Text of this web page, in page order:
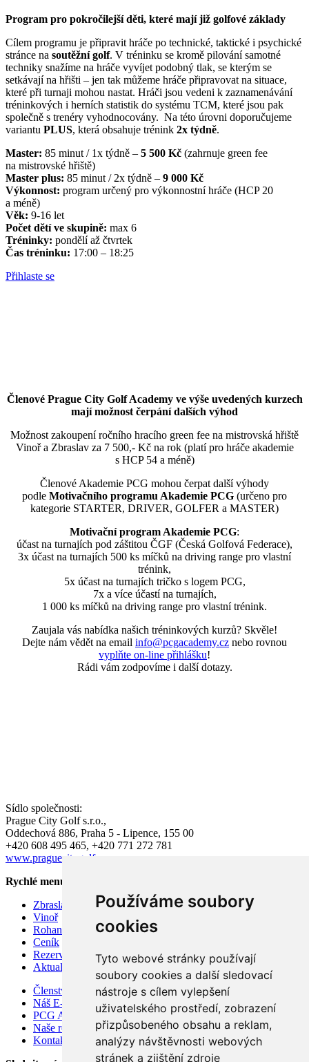
Používáme soubory
cookies
Tyto webové stránky používají
soubory cookies a další sledovací
nástroje s cílem vylepšení
uživatelského prostředí, zobrazení
přizpůsobeného obsahu a reklam,
analýzy návštěvnosti webových
stránek a zjištění zdroje
Program pro pokročilejší děti, které mají již golfové základy
Cílem programu je připravit hráče po technické, taktické i psychické
stránce na soutěžní golf. V tréninku se kromě pilování samotné
techniky snažíme na hráče vyvíjet podobný tlak, se kterým se
setkávají na hřišti – jen tak můžeme hráče připravovat na situace,
které při turnaji mohou nastat. Hráči jsou vedeni k zaznamenávání
tréninkových i herních statistik do systému TCM, které jsou pak
společně s trenéry vyhodnocovány. Na této úrovni doporučujeme
variantu PLUS, která obsahuje trénink 2x týdně.
Master: 85 minut / 1x týdně – 5 500 Kč (zahrnuje green fee
na mistrovské hřiště)
Master plus: 85 minut / 2x týdně – 9 000 Kč
Výkonnost: program určený pro výkonnostní hráče (HCP 20
a méně)
Věk: 9-16 let
Počet dětí ve skupině: max 6
Tréninky: pondělí až čtvrtek
Čas tréninku: 17:00 – 18:25
Přihlaste se
Členové Prague City Golf Academy ve výše uvedených kurzech
mají možnost čerpání dalších výhod
Možnost zakoupení ročního hracího green fee na mistrovská hřiště
Vinoř a Zbraslav za 7 500,- Kč na rok (platí pro hráče akademie
s HCP 54 a méně)
Členové Akademie PCG mohou čerpat další výhody
podle Motivačního programu Akademie PCG (určeno pro
kategorie STARTER, DRIVER, GOLFER a MASTER)
Motivační program Akademie PCG:
účast na turnajích pod záštitou ČGF (Česká Golfová Federace),
3x účast na turnajích 500 ks míčků na driving range pro vlastní
trénink,
5x účast na turnajích tričko s logem PCG,
7x a více účastí na turnajích,
1 000 ks míčků na driving range pro vlastní trénink.
Zaujala vás nabídka našich tréninkových kurzů? Skvěle!
Dejte nám vědět na email info@pcgacademy.cz nebo rovnou
vyplňte on-line přihlášku!
Rádi vám zodpovíme i další dotazy.
Sídlo společnosti:
Prague City Golf s.r.o.,
Oddechová 886, Praha 5 - Lipence, 155 00
+420 608 495 465, +420 771 272 781
www.praguecitygolf.cz
Rychlé menu
Zbraslav
Vinoř
Rohan
Ceník
Rezervace hracího času
Aktuality
Členství v Prague City Golf Club 2026
Náš E-shop
PCG Academy
Naše restaurace Soul.ad, koncept
Kontakty